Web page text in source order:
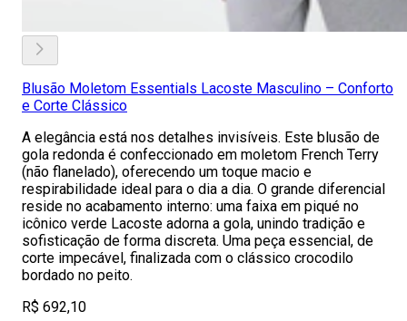
Blusão Moletom Essentials Lacoste Masculino – Conforto
e Corte Clássico
A elegância está nos detalhes invisíveis. Este blusão de
gola redonda é confeccionado em moletom French Terry
(não flanelado), oferecendo um toque macio e
respirabilidade ideal para o dia a dia. O grande diferencial
reside no acabamento interno: uma faixa em piqué no
icônico verde Lacoste adorna a gola, unindo tradição e
sofisticação de forma discreta. Uma peça essencial, de
corte impecável, finalizada com o clássico crocodilo
bordado no peito.
R$ 692,10